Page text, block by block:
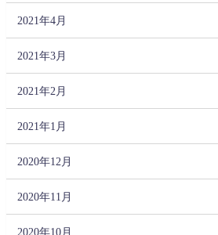
2021年4月
2021年3月
2021年2月
2021年1月
2020年12月
2020年11月
2020年10月